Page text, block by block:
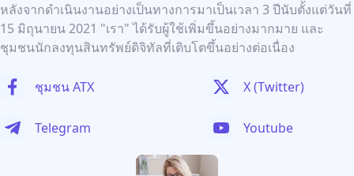
หลังจากดำเนินงานอย่างเป็นทางการมาเป็นเวลา 3 ปีนับตั้งแต่วันที่
15 มิถุนายน 2021 "เรา" ได้รับผู้ใช้เพิ่มขึ้นอย่างมากมาย และ
ชุมชนนักลงทุนสินทรัพย์ดิจิทัลที่เติบโตขึ้นอย่างต่อเนื่อง
ชุมชน ATX X (Twitter)
Telegram Youtube